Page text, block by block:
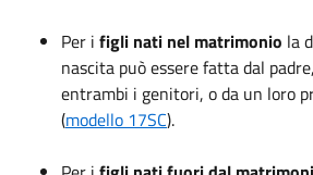
Per i figli nati nel matrimonio la
nascita può essere fatta dal
entrambi i genitori, o da un loro
(modello 17SC).